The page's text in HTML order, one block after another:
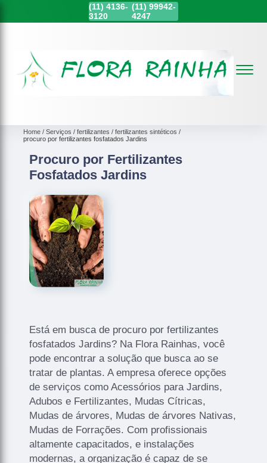
(11) 4136-
3120
(11)99942-
4247
Home Serviços fertilizantes
fertilizantes sintéticos
procuro por fertilizantes fosfatados Jardins
Procuro por Fertilizantes
Fosfatados Jardins
Está em busca de procuro por fertilizantes
fosfatados Jardins? Na Flora Rainhas, você
pode encontrar a solução que busca ao se
tratar de plantas. A empresa oferece opções
de serviços como Acessórios para Jardins,
Adubos e Fertilizantes, Mudas Cítricas,
Mudas de árvores, Mudas de árvores Nativas,
Mudas de Forrações. Com profissionais
altamente capacitados, e instalações
modernas, a organização é capaz de se